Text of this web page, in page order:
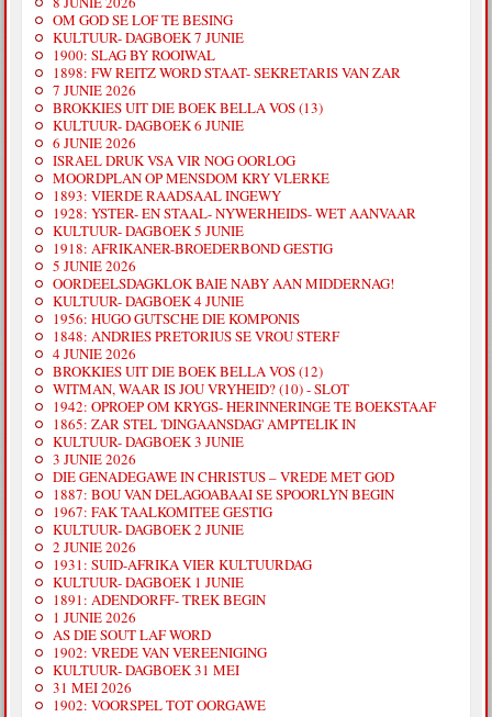
OM GOD SE LOF TE BESING
KULTUUR- DAGBOEK 7 JUNIE
1900: SLAG BY ROOIWAL
1898: FW REITZ WORD STAAT- SEKRETARIS VAN ZAR
7 JUNIE 2026
BROKKIES UIT DIE BOEK BELLA VOS (13)
KULTUUR- DAGBOEK 6 JUNIE
6 JUNIE 2026
ISRAEL DRUK VSA VIR NOG OORLOG
MOORDPLAN OP MENSDOM KRY VLERKE
1893: VIERDE RAADSAAL INGEWY
1928: YSTER- EN STAAL- NYWERHEIDS- WET AANVAAR
KULTUUR- DAGBOEK 5 JUNIE
1918: AFRIKANER-BROEDERBOND GESTIG
5 JUNIE 2026
OORDEELSDAGKLOK BAIE NABY AAN MIDDERNAG!
KULTUUR- DAGBOEK 4 JUNIE
1956: HUGO GUTSCHE DIE KOMPONIS
1848: ANDRIES PRETORIUS SE VROU STERF
4 JUNIE 2026
BROKKIES UIT DIE BOEK BELLA VOS (12)
WITMAN, WAAR IS JOU VRYHEID? (10) - SLOT
1942: OPROEP OM KRYGS- HERINNERINGE TE BOEKSTAAF
1865: ZAR STEL 'DINGAANSDAG' AMPTELIK IN
KULTUUR- DAGBOEK 3 JUNIE
3 JUNIE 2026
DIE GENADEGAWE IN CHRISTUS – VREDE MET GOD
1887: BOU VAN DELAGOABAAI SE SPOORLYN BEGIN
1967: FAK TAALKOMITEE GESTIG
KULTUUR- DAGBOEK 2 JUNIE
2 JUNIE 2026
1931: SUID-AFRIKA VIER KULTUURDAG
KULTUUR- DAGBOEK 1 JUNIE
1891: ADENDORFF- TREK BEGIN
1 JUNIE 2026
AS DIE SOUT LAF WORD
1902: VREDE VAN VEREENIGING
KULTUUR- DAGBOEK 31 MEI
31 MEI 2026
1902: VOORSPEL TOT OORGAWE